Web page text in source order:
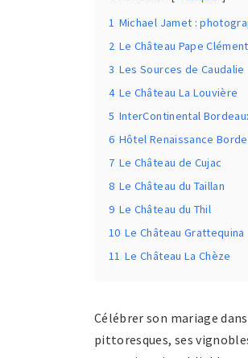
1 Michael Jamet :
2 Le Château Pape Clément
3 Les Sources de Caudalie
4 Le Château La Louvière
5 InterContinental
6 Hôtel Renaissance
7 Le Château de Cujac
8 Le Château du Taillan
9 Le Château du Thil
10 Le Château Grattequina
11 Le Château La Chèze
Célébrer son mariage
pittoresques, ses